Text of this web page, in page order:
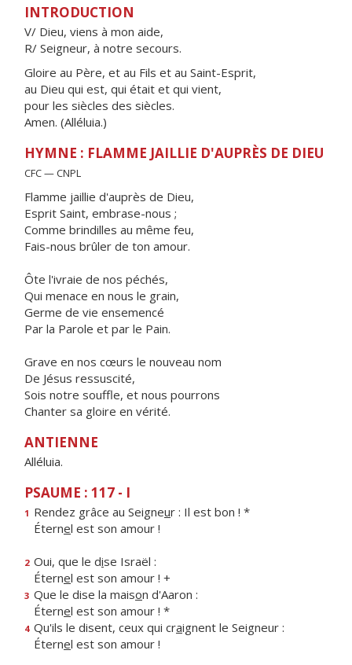
INTRODUCTION
V/ Dieu, viens à mon aide,
R/ Seigneur, à notre secours.
Gloire au Père, et au Fils et au Saint-Esprit,
au Dieu qui est, qui était et qui vient,
pour les siècles des siècles.
Amen. (Alléluia.)
HYMNE : FLAMME JAILLIE D'AUPRÈS DE DIEU
CFC — CNPL
Flamme jaillie d'auprès de Dieu,
Esprit Saint, embrase-nous ;
Comme brindilles au même feu,
Fais-nous brûler de ton amour.
Ôte l'ivraie de nos péchés,
Qui menace en nous le grain,
Germe de vie ensemencé
Par la Parole et par le Pain.
Grave en nos cœurs le nouveau nom
De Jésus ressuscité,
Sois notre souffle, et nous pourrons
Chanter sa gloire en vérité.
ANTIENNE
Alléluia.
PSAUME : 117 - I
1 Rendez grâce au Seigneur : Il est bon ! *
Éternel est son amour !
2 Oui, que le dise Israël :
Éternel est son amour ! +
3 Que le dise la maison d'Aaron :
Éternel est son amour ! *
4 Qu'ils le disent, ceux qui craignent le Seigneur :
Éternel est son amour !